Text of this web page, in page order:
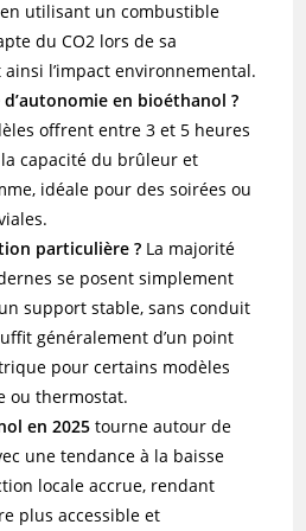
utilisant un combustible
du CO2 lors de sa
l’impact environnemental.
en bioéthanol ?
offrent entre 3 et 5 heures
la capacité du brûleur et
idéale pour des soirées ou
particulière ? La majorité
se posent simplement
support stable, sans conduit
généralement d’un point
pour certains modèles
ou thermostat.
en 2025 tourne autour de
une tendance à la baisse
locale accrue, rendant
plus accessible et